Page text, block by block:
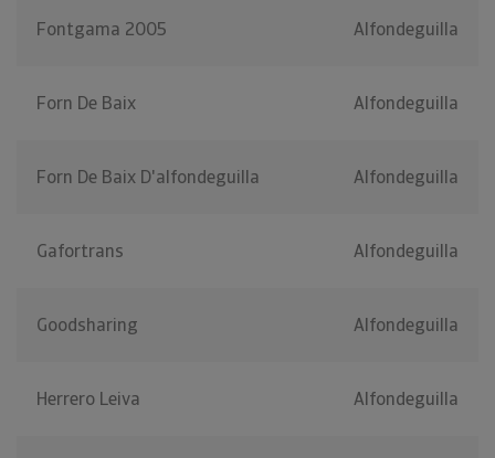
Fontgama 2005 Alfondeguilla
Forn De Baix Alfondeguilla
Forn De Baix D'alfondeguilla Alfondeguilla
Gafortrans Alfondeguilla
Goodsharing Alfondeguilla
Herrero Leiva Alfondeguilla